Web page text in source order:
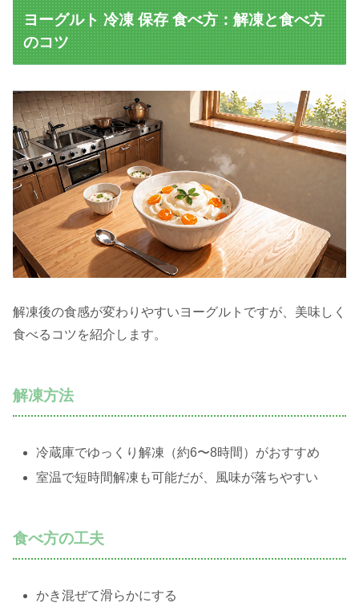
ヨーグルト 冷凍 保存 食べ方：解凍と食べ方
のコツ
解凍後の食感が変わりやすいヨーグルトですが、美味しく
食べるコツを紹介します。
解凍方法
冷蔵庫でゆっくり解凍（約6〜8時間）がおすすめ
室温で短時間解凍も可能だが、風味が落ちやすい
食べ方の工夫
かき混ぜて滑らかにする